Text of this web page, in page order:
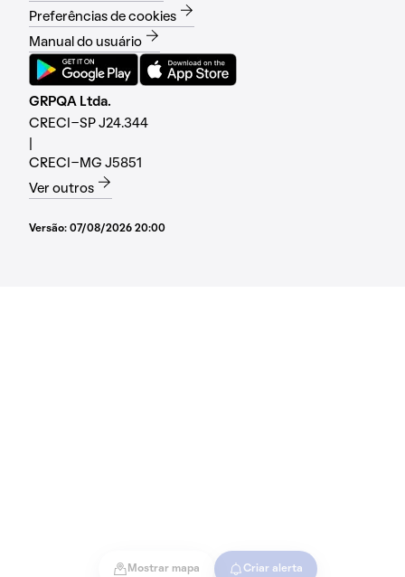
Mostrar mapa Criar alerta
Preferências de cookies
Manual do usuário
GRPQA Ltda.
CRECI-SP J24.344
CRECI-MG J5851
Ver outros
Versão: 07/08/2026 20:00